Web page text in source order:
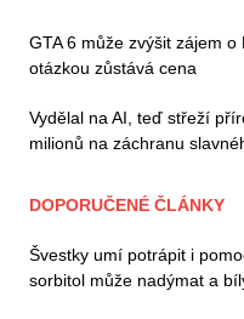
GTA 6 může zvýšit zájem o
otázkou zůstává cena
Vydělal na AI, teď střeží
milionů na záchranu
DOPORUČENÉ ČLÁNKY
Švestky umí potrápit i
sorbitol může nadýmat a